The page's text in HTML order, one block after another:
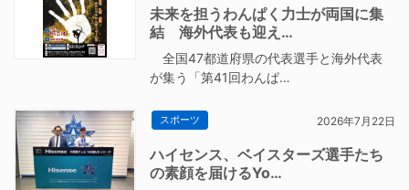
未来を担うわんぱく力士が両国に集
結 海外代表も迎え…
全国47都道府県の代表選手と海外代表
が集う「第41回わんぱ…
スポーツ 2026年7月22日
ハイセンス、ベイスターズ選手たち
の素顔を届けるYo…